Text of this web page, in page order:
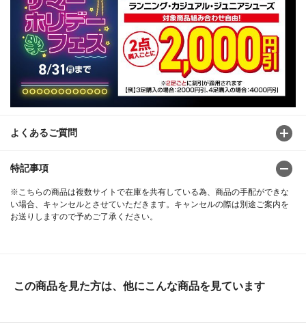
よくあるご質問
特記事項
※こちらの商品は複数サイトで在庫を共有している為、商品の手配ができな
い場合、キャンセルとさせていただきます。キャンセルの際は別途ご案内を
お送りしますので予めご了承ください。
この商品を見た方は、他にこんな商品を見ています